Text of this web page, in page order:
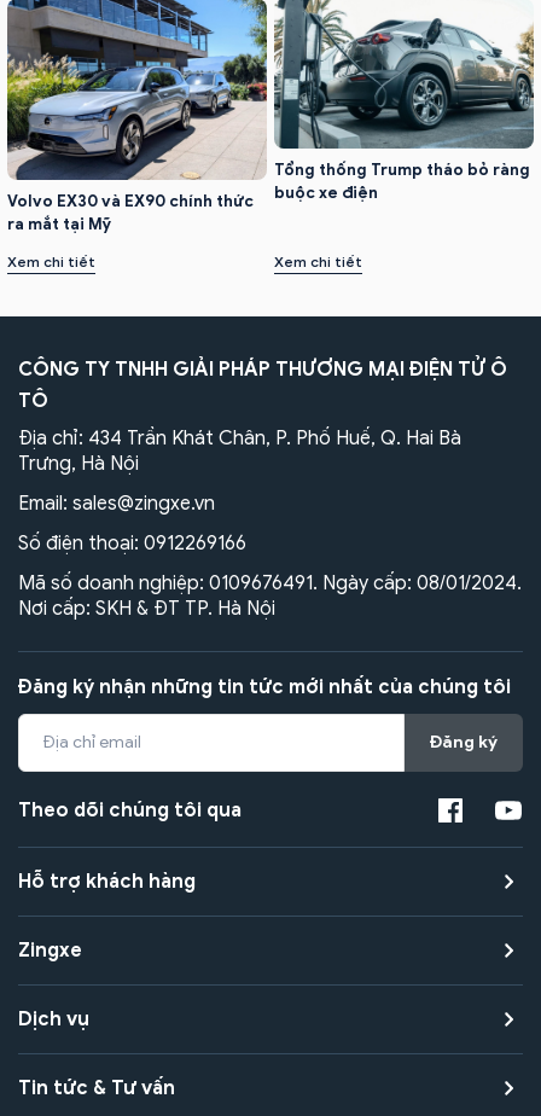
Volvo EX30 và EX90 chính thức
ra mắt tại Mỹ
Xem chi tiết
Tổng thống Trump tháo bỏ ràng
buộc xe điện
Xem chi tiết
CÔNG TY TNHH GIẢI PHÁP THƯƠNG MẠI ĐIỆN TỬ Ô
TÔ
Địa chỉ: 434 Trần Khát Chân, P. Phố Huế, Q. Hai Bà
Trưng, Hà Nội
Email: sales@zingxe.vn
Số điện thoại: 0912269166
Mã số doanh nghiệp: 0109676491. Ngày cấp: 08/01/2024.
Nơi cấp: SKH & ĐT TP. Hà Nội
Đăng ký nhận những tin tức mới nhất của chúng tôi
Đăng ký
Theo dõi chúng tôi qua
Hỗ trợ khách hàng
Zingxe
Dịch vụ
Tin tức & Tư vấn